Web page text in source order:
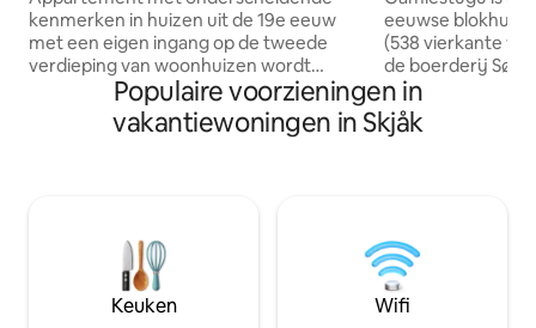
kenmerken in huizen uit de 19e eeuw
met een eigen ingang op de tweede
verdieping van woonhuizen wordt
verhuurd. Op loopafstand van het
centrum van Lom ligt op 800 meter. Het
appartement is van alle gemakken
tweepersoonsbed. De woonkamer
heeft een open haard, eetkamer,
slaapbank en een prachtig uitzicht op
het natuurgebied Lomseggen en het
eeuwse blokhut
(538 vierkante
de boerderij Søre
Skjåk op 7 km
van Bismo. Gamlestugu heeft een
woonkamer/
en tv. Huisdieren zijn welkom. Het
houten huisje is
gelegen. Beddengoed en handdoeken
zijn bij de prijs
Populaire voorzieningen in
vakantiewoningen in Skjåk
Keuken Wifi